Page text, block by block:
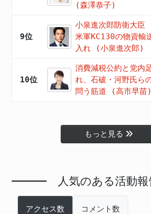
(森澤恭子)
9位
小泉進次郎防衛大
米軍KC130の物資輸
入れ (小泉進次郎)
10位
消費減税公約と党内
れ、石破・河野氏ら
問う筋道 (高市早苗)
もっと見る
人気のある活動報
アクセス数 コメント数